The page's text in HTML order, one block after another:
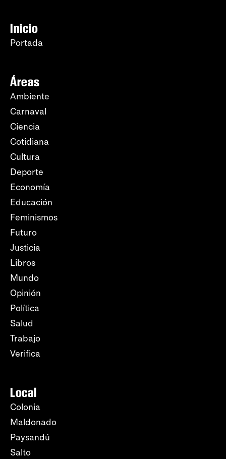
Inicio
Portada
Áreas
Ambiente
Carnaval
Ciencia
Cotidiana
Cultura
Deporte
Economía
Educación
Feminismos
Futuro
Justicia
Libros
Mundo
Opinión
Política
Salud
Trabajo
Verifica
Local
Colonia
Maldonado
Paysandú
Salto